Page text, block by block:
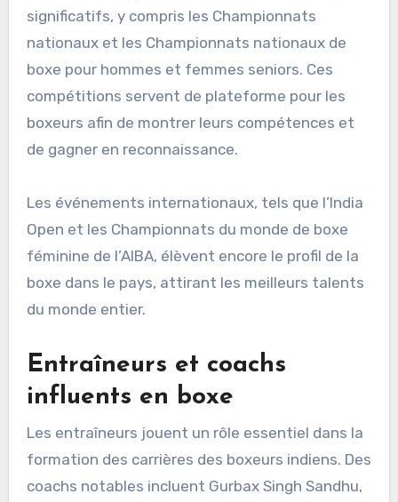
significatifs, y compris les Championnats
nationaux et les Championnats nationaux de
boxe pour hommes et femmes seniors. Ces
compétitions servent de plateforme pour les
boxeurs afin de montrer leurs compétences et
de gagner en reconnaissance.
Les événements internationaux, tels que l’India
Open et les Championnats du monde de boxe
féminine de l’AIBA, élèvent encore le profil de la
boxe dans le pays, attirant les meilleurs talents
du monde entier.
Entraîneurs et coachs
influents en boxe
Les entraîneurs jouent un rôle essentiel dans la
formation des carrières des boxeurs indiens. Des
coachs notables incluent Gurbax Singh Sandhu,